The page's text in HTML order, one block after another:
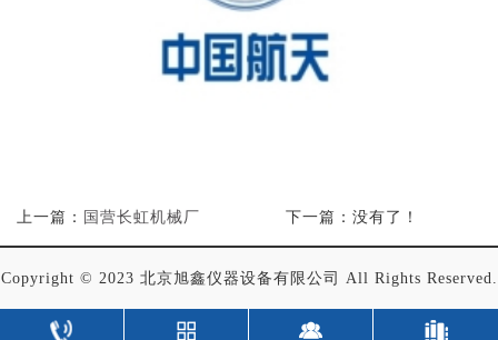
上一篇： 国营长虹机械厂 下一篇：没有了！
Copyright © 2023 北京旭鑫仪器设备有限公司 All Rights Reserved.